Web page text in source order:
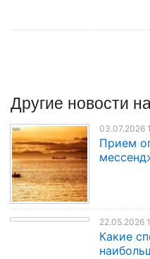
Другие новости
03.07.2026
Прием
22.05.2026
Какие